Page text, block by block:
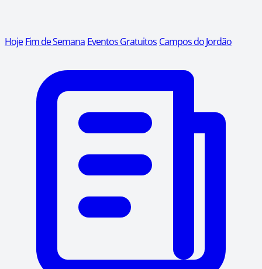
Hoje Fim de Semana Eventos Gratuitos Campos do Jordão